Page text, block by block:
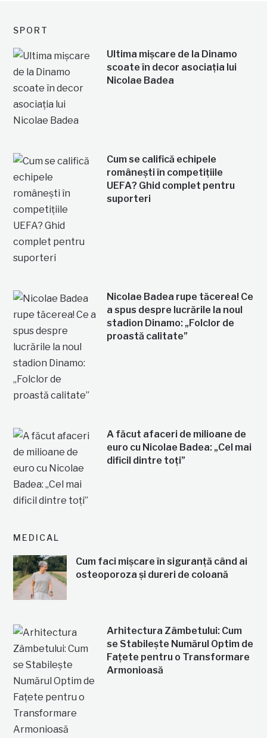
SPORT
Ultima mișcare de la Dinamo
scoate în decor asociația lui
Nicolae Badea
Cum se califică echipele
românești în competițiile
UEFA? Ghid complet pentru
suporteri
Nicolae Badea rupe tăcerea! Ce
a spus despre lucrările la noul
stadion Dinamo: „Folclor de
proastă calitate”
A făcut afaceri de milioane de
euro cu Nicolae Badea: „Cel mai
dificil dintre toți”
MEDICAL
Cum faci mișcare în siguranță când ai
osteoporoza și dureri de coloană
Arhitectura Zâmbetului: Cum
se Stabilește Numărul Optim de
Fațete pentru o Transformare
Armonioasă